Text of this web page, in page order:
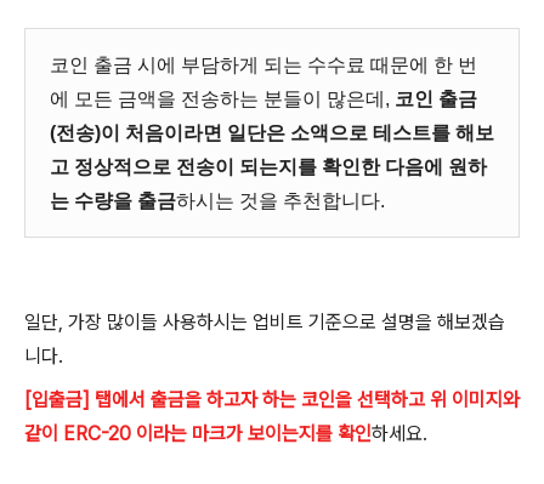
코인 출금 시에 부담하게 되는 수수료 때문에 한 번
에 모든 금액을 전송하는 분들이 많은데, 코인 출금
(전송)이 처음이라면 일단은 소액으로 테스트를 해보
고 정상적으로 전송이 되는지를 확인한 다음에 원하
는 수량을 출금하시는 것을 추천합니다.
일단, 가장 많이들 사용하시는 업비트 기준으로 설명을 해보겠습
니다.
[입출금] 탭에서 출금을 하고자 하는 코인을 선택하고 위 이미지와
같이 ERC-20 이라는 마크가 보이는지를 확인하세요.